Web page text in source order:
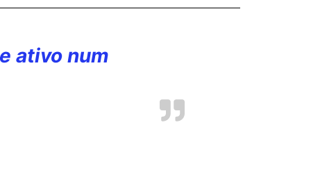
ativo num